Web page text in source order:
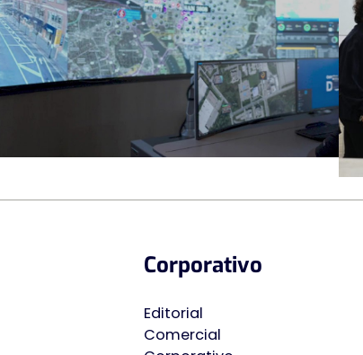
Corporativo
Editorial
Comercial